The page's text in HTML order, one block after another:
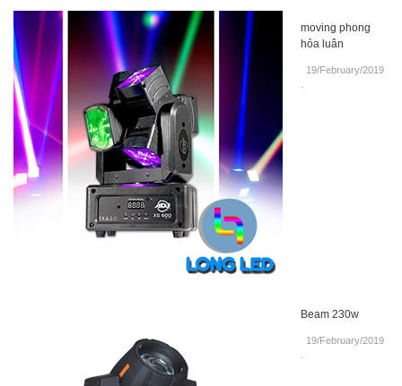
moving phong
hỏa luân
19/February/2019
Beam 230w
19/February/2019